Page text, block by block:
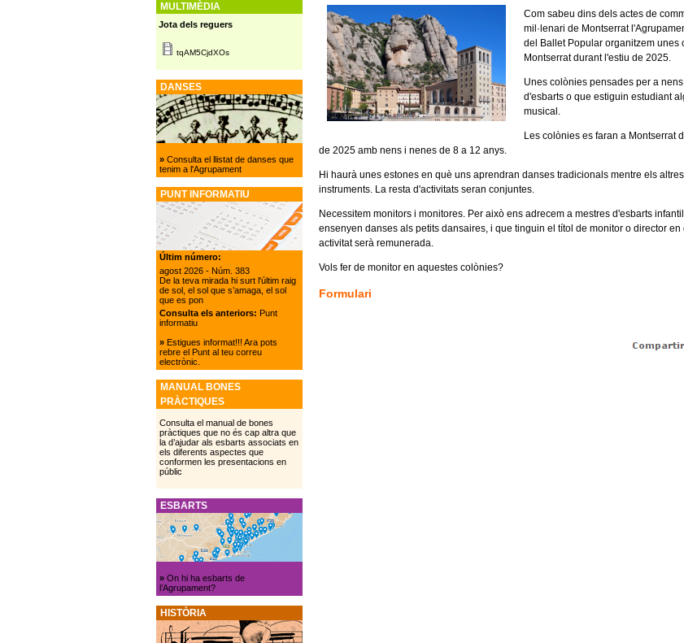
Com sabeu dins dels actes de
mil·lenari de Montserrat
del Ballet Popular organitzem unes
Montserrat durant l'estiu de 2025.
Unes colònies pensades per a
d'esbarts o que estiguin estudiant
musical.
Les colònies es faran a Montserrat
de 2025 amb nens i nenes de 8 a 12 anys.
Hi haurà unes estones en què uns aprendran danses tradicionals mentre els
instruments. La resta d'activitats seran conjuntes.
Necessitem monitors i monitores. Per això ens adrecem a mestres d'esbarts
ensenyen danses als petits dansaires, i que tinguin el títol de monitor o director en
activitat serà remunerada.
Vols fer de monitor en aquestes colònies?
Formulari
MULTIMÈDIA
Jota dels reguers
tqAM5CjdXOs
DANSES
»Consulta el llistat de danses que
tenim a l'Agrupament
PUNT INFORMATIU
Últim número:
agost 2026 - Núm. 383
De la teva mirada hi surt l'últim raig
de sol, el sol que s’amaga, el sol
que es pon
Consulta els anteriors: Punt
informatiu
»Estigues informat!!! Ara pots
rebre el Punt al teu correu
electrònic.
MANUAL BONES
PRÀCTIQUES
Consulta el manual de bones
pràctiques que no és cap altra que
la d’ajudar als esbarts associats en
els diferents aspectes que
conformen les presentacions en
públic
ESBARTS
»On hi ha esbarts de
l’Agrupament?
HISTÒRIA